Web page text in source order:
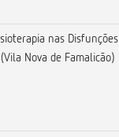
nas Disfunções
Nova de Famalicão)